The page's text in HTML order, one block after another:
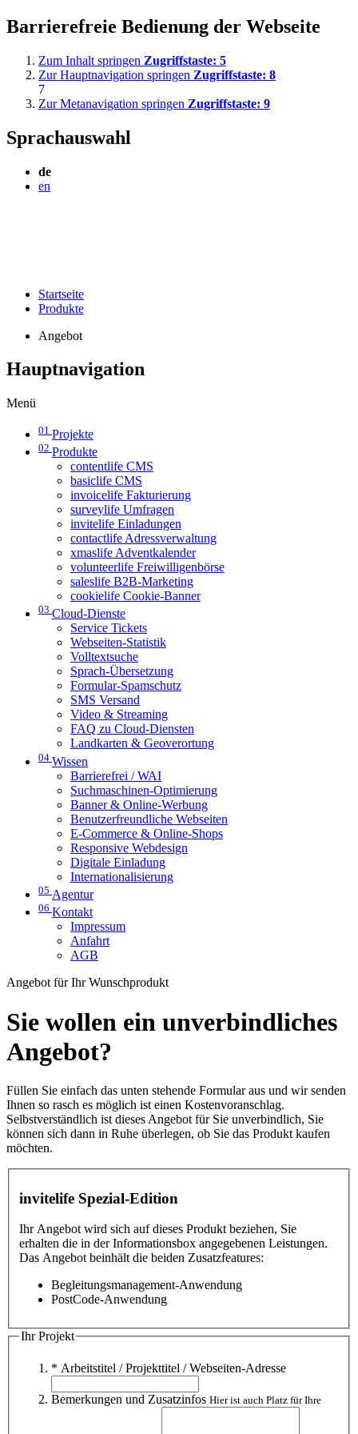
Barrierefreie Bedienung der Webseite
Zum Inhalt springen Zugriffstaste: 5
Zur Hauptnavigation springen Zugriffstaste: 8
7
Zur Metanavigation springen Zugriffstaste: 9
Sprachauswahl
de
en
Startseite
Produkte
Angebot
Hauptnavigation
Menü
01 Projekte
02 Produkte
contentlife CMS
basiclife CMS
invoicelife Fakturierung
surveylife Umfragen
invitelife Einladungen
contactlife Adressverwaltung
xmaslife Adventkalender
volunteerlife Freiwilligenbörse
saleslife B2B-Marketing
cookielife Cookie-Banner
03 Cloud-Dienste
Service Tickets
Webseiten-Statistik
Volltextsuche
Sprach-Übersetzung
Formular-Spamschutz
SMS Versand
Video & Streaming
FAQ zu Cloud-Diensten
Landkarten & Geoverortung
04 Wissen
Barrierefrei / WAI
Suchmaschinen-Optimierung
Banner & Online-Werbung
Benutzerfreundliche Webseiten
E-Commerce & Online-Shops
Responsive Webdesign
Digitale Einladung
Internationalisierung
05 Agentur
06 Kontakt
Impressum
Anfahrt
AGB
Angebot für Ihr Wunschprodukt
Sie wollen ein unverbindliches
Angebot?
Füllen Sie einfach das unten stehende Formular aus und wir senden
Ihnen so rasch es möglich ist einen Kostenvoranschlag.
Selbstverständlich ist dieses Angebot für Sie unverbindlich, Sie
können sich dann in Ruhe überlegen, ob Sie das Produkt kaufen
möchten.
invitelife Spezial-Edition
Ihr Angebot wird sich auf dieses Produkt beziehen, Sie
erhalten die in der Informationsbox angegebenen Leistungen.
Das Angebot beinhält die beiden Zusatzfeatures:
Begleitungsmanagement-Anwendung
PostCode-Anwendung
Ihr Projekt
* Arbeitstitel / Projekttitel / Webseiten-Adresse
Bemerkungen und Zusatzinfos Hier ist auch Platz für Ihre